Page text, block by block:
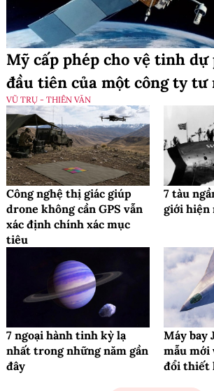
Mỹ cấp phép cho vệ tinh dự
đầu tiên của một công ty tư
VŨ TRỤ - THIÊN VĂN
Công nghệ thị giác giúp
drone không cần GPS vẫn
xác định chính xác mục
tiêu
7 tàu
giới hiện
7 ngoại hành tinh kỳ lạ
nhất trong những năm gần
đây
Máy bay
mẫu mới
đổi thiết